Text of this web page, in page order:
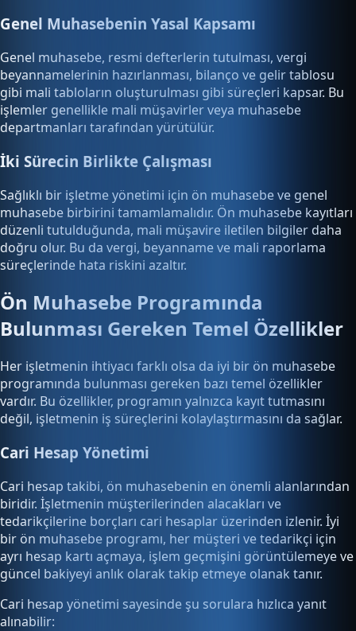
Genel Muhasebenin Yasal Kapsamı
Genel muhasebe, resmi defterlerin tutulması, vergi
beyannamelerinin hazırlanması, bilanço ve gelir tablosu
gibi mali tabloların oluşturulması gibi süreçleri kapsar. Bu
işlemler genellikle mali müşavirler veya muhasebe
departmanları tarafından yürütülür.
İki Sürecin Birlikte Çalışması
Sağlıklı bir işletme yönetimi için ön muhasebe ve genel
muhasebe birbirini tamamlamalıdır. Ön muhasebe kayıtları
düzenli tutulduğunda, mali müşavire iletilen bilgiler daha
doğru olur. Bu da vergi, beyanname ve mali raporlama
süreçlerinde hata riskini azaltır.
Ön Muhasebe Programında
Bulunması Gereken Temel Özellikler
Her işletmenin ihtiyacı farklı olsa da iyi bir ön muhasebe
programında bulunması gereken bazı temel özellikler
vardır. Bu özellikler, programın yalnızca kayıt tutmasını
değil, işletmenin iş süreçlerini kolaylaştırmasını da sağlar.
Cari Hesap Yönetimi
Cari hesap takibi, ön muhasebenin en önemli alanlarından
biridir. İşletmenin müşterilerinden alacakları ve
tedarikçilerine borçları cari hesaplar üzerinden izlenir. İyi
bir ön muhasebe programı, her müşteri ve tedarikçi için
ayrı hesap kartı açmaya, işlem geçmişini görüntülemeye ve
güncel bakiyeyi anlık olarak takip etmeye olanak tanır.
Cari hesap yönetimi sayesinde şu sorulara hızlıca yanıt
alınabilir: